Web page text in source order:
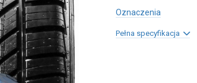
Oznaczenia
Pełna specyfikacja